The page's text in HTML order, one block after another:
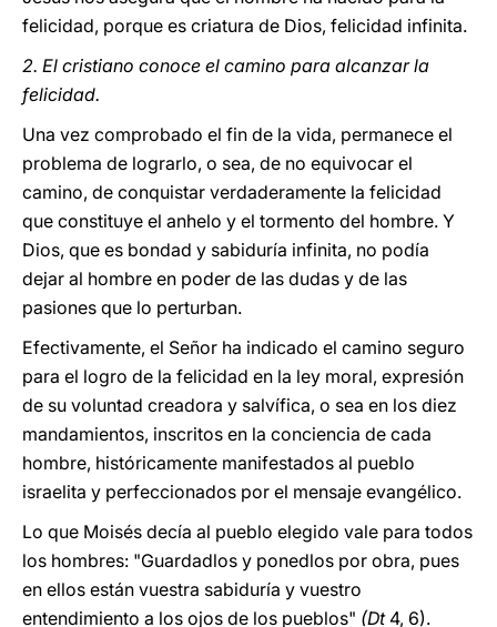
felicidad, porque es criatura de Dios, felicidad infinita.
2. El cristiano conoce el camino para alcanzar la
felicidad.
Una vez comprobado el fin de la vida, permanece el
problema de lograrlo, o sea, de no equivocar el
camino, de conquistar verdaderamente la felicidad
que constituye el anhelo y el tormento del hombre. Y
Dios, que es bondad y sabiduría infinita, no podía
dejar al hombre en poder de las dudas y de las
pasiones que lo perturban.
Efectivamente, el Señor ha indicado el camino seguro
para el logro de la felicidad en la ley moral, expresión
de su voluntad creadora y salvífica, o sea en los diez
mandamientos, inscritos en la conciencia de cada
hombre, históricamente manifestados al pueblo
israelita y perfeccionados por el mensaje evangélico.
Lo que Moisés decía al pueblo elegido vale para todos
los hombres: "Guardadlos y ponedlos por obra, pues
en ellos están vuestra sabiduría y vuestro
entendimiento a los ojos de los pueblos" (Dt4, 6).